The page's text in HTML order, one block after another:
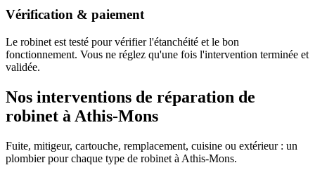
Vérification & paiement
Le robinet est testé pour vérifier l'étanchéité et le bon
fonctionnement. Vous ne réglez qu'une fois l'intervention terminée et
validée.
Nos interventions de réparation de
robinet à Athis-Mons
Fuite, mitigeur, cartouche, remplacement, cuisine ou extérieur : un
plombier pour chaque type de robinet à Athis-Mons.